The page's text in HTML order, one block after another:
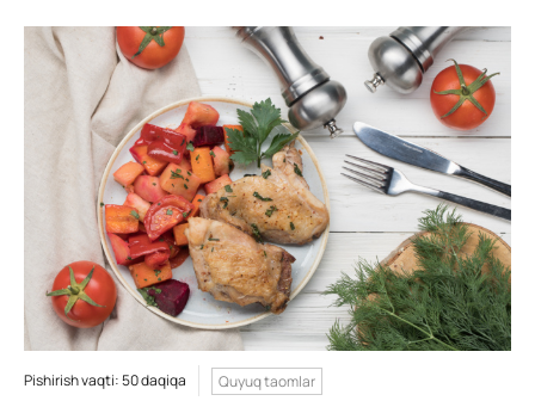
Pishirish vaqti: 50 daqiqa Quyuq taomlar